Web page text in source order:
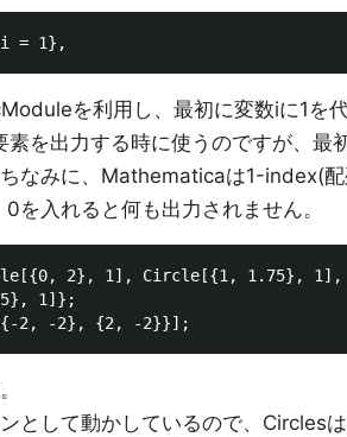
を利用し、最初に変数iに1を代
素を出力する時に使うのですが、最
なみに、Mathematicaは1-index(
を入れると何も出力されません。
2}, 1], Circle[{1, 1.75}, 1],
1]};
として動かしているので、Circles